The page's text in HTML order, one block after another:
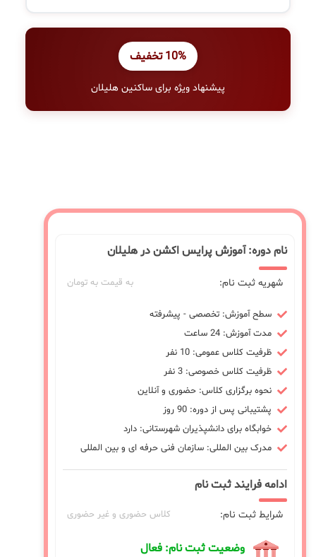
10% تخفیف
پیشنهاد ویژه برای ساکنین هلیلان
نام دوره: آموزش پرایس اکشن در هلیلان
شهریه ثبت نام: به قیمت به تومان
سطح آموزش: تخصصی - پیشرفته
مدت آموزش: 24 ساعت
ظرفیت کلاس عمومی: 10 نفر
ظرفیت کلاس خصوصی: 3 نفر
نحوه برگزاری کلاس: حضوری و آنلاین
پشتیبانی پس از دوره: 90 روز
خوابگاه برای دانشپذیران شهرستانی: دارد
مدرک بین المللی: سازمان فنی حرفه ای و بین المللی
ادامه فرایند ثبت نام
شرایط ثبت نام: کلاس حضوری و غیر حضوری
وضعیت ثبت نام: فعال